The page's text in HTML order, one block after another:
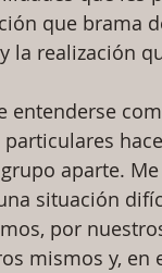
que brama
la realización
entenderse
aparte.
situación
por
mismos y, en